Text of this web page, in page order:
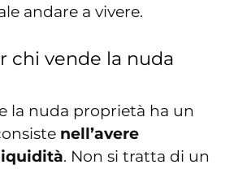
andare a vivere.
chi vende la nuda
la nuda proprietà ha un
nell’avere
. Non si tratta di un